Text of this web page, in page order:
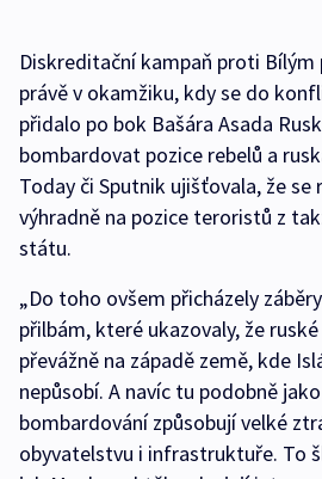
Diskreditační kampaň proti
právě v okamžiku, kdy se do
přidalo po bok Bašára Asada
bombardovat pozice rebelů a
Today či Sputnik ujišťovala, že
výhradně na pozice teroristů z
státu.
„Do toho ovšem přicházely
přilbám, které ukazovaly, že
převážně na západě země, kde
nepůsobí. A navíc tu podobně
bombardování způsobují velké
obyvatelstvu i infrastruktuře. To